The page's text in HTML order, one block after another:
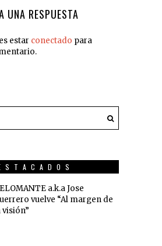
UNA RESPUESTA
estar conectado para
a.k.a Jose
vuelve “Al margen de
visión”